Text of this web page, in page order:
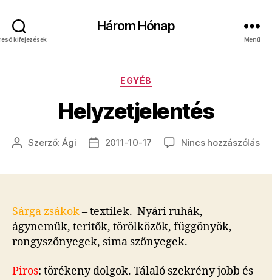
kifejezések
Három Hónap
Menü
Kategóriák
EGYÉB
Helyzetjelentés
Bejegyzés
Szerző:Ági
Bejegyzés
2011-10-17 Nincs hozzászólás
Sárga zsákok– textilek. Nyári ruhák,
ágyneműk, terítők, törölközők, függönyök,
rongyszőnyegek, sima szőnyegek.
Piros: törékeny dolgok. Tálaló szekrény jobb és